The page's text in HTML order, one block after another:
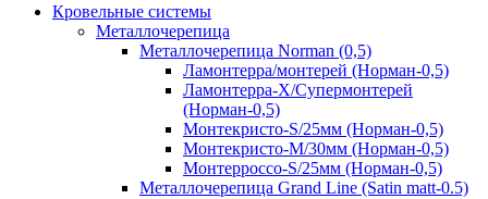
Кровельные системы
Металлочерепица
Металлочерепица Norman (0,5)
Ламонтерра/монтерей (Норман-0,5)
Ламонтерра-Х/Супермонтерей
(Норман-0,5)
Монтекристо-S/25мм (Норман-0,5)
Монтекристо-M/30мм (Норман-0,5)
Монтерроссо-S/25мм (Норман-0,5)
Металлочерепица Grand Line (Satin matt-0.5)